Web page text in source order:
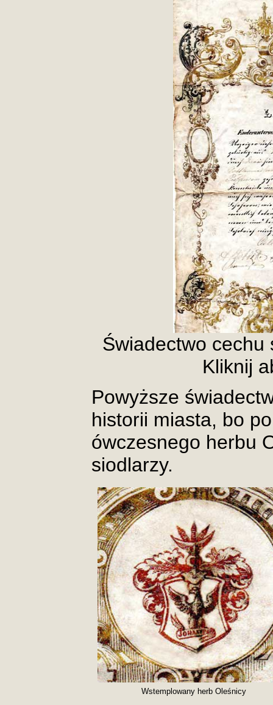
Świadectwo cechu
Kliknij
Powyższe
historii miasta, bo
ówczesnego herbu
siodlarzy.
Wstemplowany herb Oleśnicy